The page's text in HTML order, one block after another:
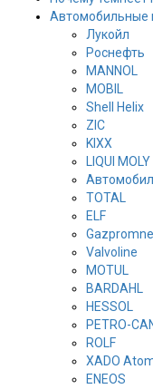
Автомобильные
Лукойл
Роснефть
MANNOL
MOBIL
Shell Helix
ZIC
KIXX
LIQUI MOLY
TOTAL
ELF
Valvoline
MOTUL
BARDAHL
HESSOL
PETRO-
ROLF
XADO
ENEOS